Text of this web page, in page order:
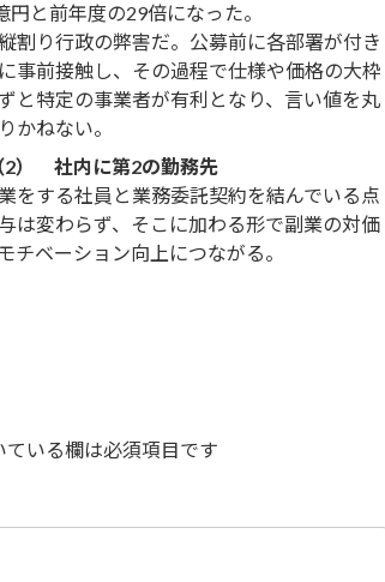
と前年度の29倍になった。
割り行政の弊害だ。公募前に各部署が付き
事前接触し、その過程で仕様や価格の大枠
と特定の事業者が有利となり、言い値を丸
かねない。
2） 社内に第2の勤務先
をする社員と業務委託契約を結んでいる点
は変わらず、そこに加わる形で副業の対価
チベーション向上につながる。
ている欄は必須項目です